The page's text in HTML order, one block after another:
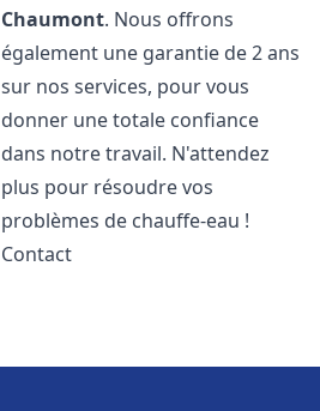
Chaumont. Nous offrons
également une garantie de 2 ans
sur nos services, pour vous
donner une totale confiance
dans notre travail. N'attendez
plus pour résoudre vos
problèmes de chauffe-eau !
Contact